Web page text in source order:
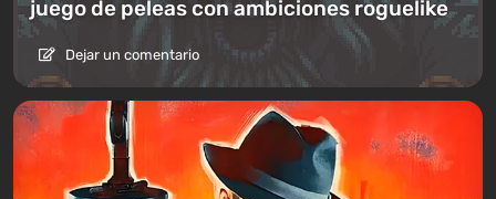
juego de peleas con ambiciones roguelike
Dejar un comentario